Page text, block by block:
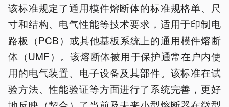
该标准规定了通用模件熔断体的标准规格单、尺
寸和结构、电气性能等技术要求，适用于印制电
路板（PCB）或其他基板系统上的通用模件熔断
体（UMF）。该熔断体被用于保护通常在户内使
用的电气装置、电子设备及其部件。该标准在试
验方法、性能验证等方面进行了系统完善，更好